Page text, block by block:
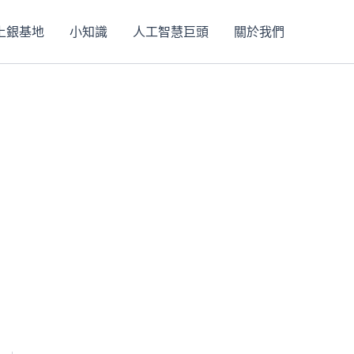
銀基地 小知識 人工智慧巨頭 關於我們